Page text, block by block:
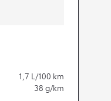
1,7 L/100 km
38 g/km